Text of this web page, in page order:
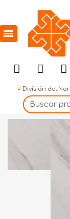
División del